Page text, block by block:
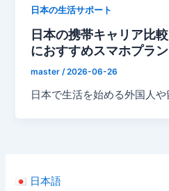
日本語
日本の生活サポート
日本の携帯キャリア比
におすすめスマホプラン
master/2026-06-26
日本で生活を始める外国人